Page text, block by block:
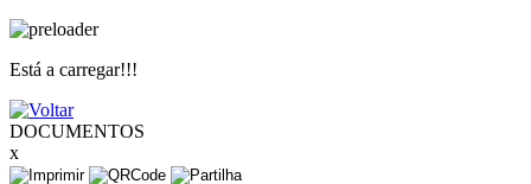
Está a carregar!!!
DOCUMENTOS
x